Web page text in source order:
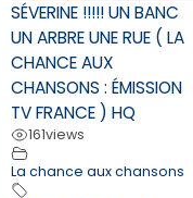
SÉVERINE !!!!! UN BANC
UN ARBRE UNE RUE ( LA
CHANCE AUX
CHANSONS : ÉMISSION
TV FRANCE ) HQ
161views
La chance aux chansons